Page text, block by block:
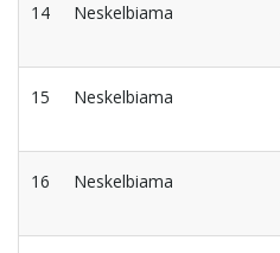
14 Neskelbiama
15 Neskelbiama
16 Neskelbiama